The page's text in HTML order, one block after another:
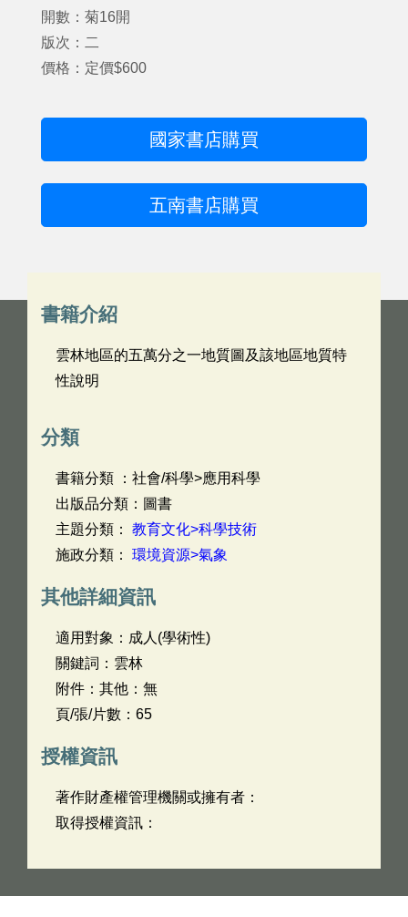
開數：菊16開
版次：二
價格：定價$600
國家書店購買
五南書店購買
書籍介紹
雲林地區的五萬分之一地質圖及該地區地質特
性說明
分類
書籍分類 ：社會/科學>應用科學
出版品分類：圖書
主題分類： 教育文化>科學技術
施政分類： 環境資源>氣象
其他詳細資訊
適用對象：成人(學術性)
關鍵詞：雲林
附件：其他：無
頁/張/片數：65
授權資訊
著作財產權管理機關或擁有者：
取得授權資訊：